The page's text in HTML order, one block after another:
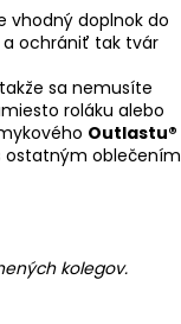
vhodný doplnok do
a ochrániť tak tvár
sa nemusíte
roláku alebo
Outlastu®
ostatným oblečením
kolegov.